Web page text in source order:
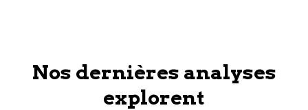
Nos dernières analyses
explorent